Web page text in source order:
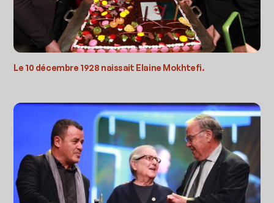
Le 10 décembre 1928 naissait Elaine Mokhtefi.